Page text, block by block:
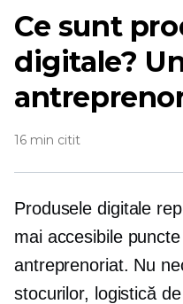
Ce sunt
digitale?
16 min citit
Produsele digitale
mai accesibile
antreprenoriat. Nu
stocurilor, logistică